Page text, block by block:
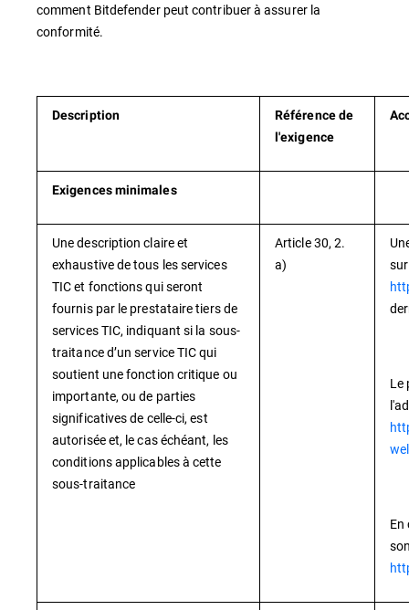
comment Bitdefender peut contribuer à assurer la
conformité.
Description
Référence de
l'exigence
Exigences minimales
Une description claire et
exhaustive de tous les services
TIC et fonctions qui seront
fournis par le prestataire tiers de
services TIC, indiquant si la sous-
traitance d’un service TIC qui
soutient une fonction critique ou
importante, ou de parties
significatives de celle-ci, est
autorisée et, le cas échéant, les
conditions applicables à cette
sous-traitance
Article 30, 2.
a)
Le